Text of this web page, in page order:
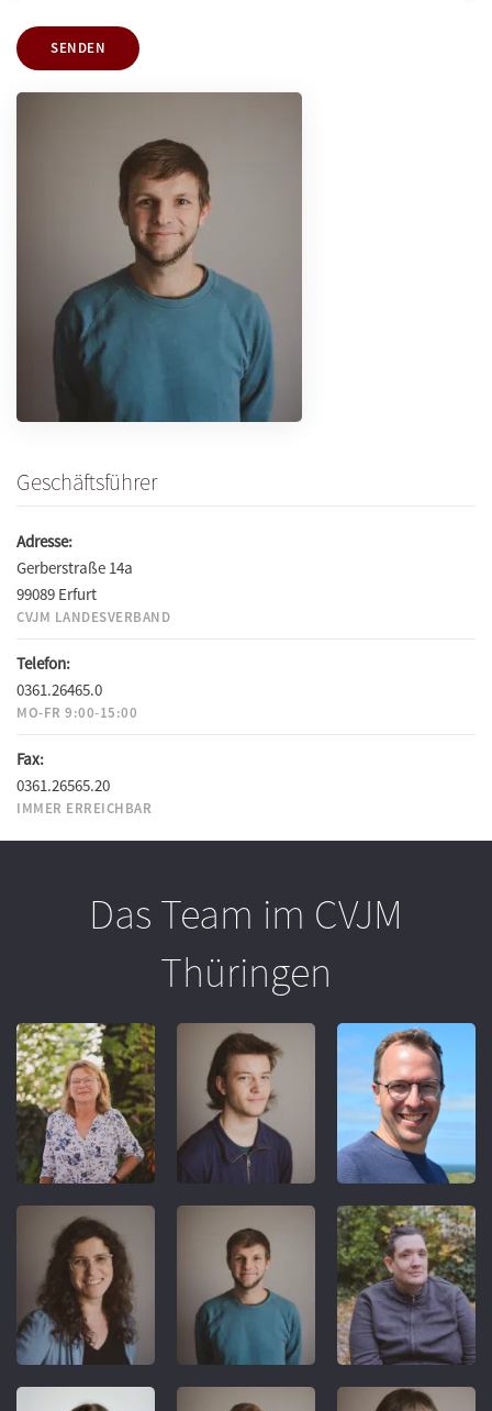
SENDEN
Geschäftsführer
Adresse:
Gerberstraße 14a
99089 Erfurt
CVJM LANDESVERBAND
Telefon:
0361.26465.0
MO-FR 9:00-15:00
Fax:
0361.26565.20
IMMER ERREICHBAR
Das Team im CVJM
Thüringen